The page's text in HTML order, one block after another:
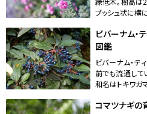
ブッシュ状に横
ビバーナム・
図鑑
ビバーナム・テ
前でも流通して
和名はトキワガ
コマツナギの